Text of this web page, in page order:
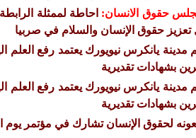
حقوق الانسان:
حقوق الإنسان والسلام في صربيا
مدينة يانكرس نيويورك يعتمد رفع العلم
بشهادات تقديرية
مدينة يانكرس نيويورك يعتمد رفع العلم
بشهادات تقديرية
لحقوق الإنسان تشارك في مؤتمر يوم